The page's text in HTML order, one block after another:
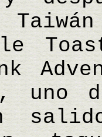
uno